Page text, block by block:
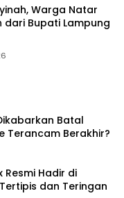
Warga Natar
dari Bupati Lampung
Batal
Terancam Berakhir?
Resmi Hadir di
dan Teringan